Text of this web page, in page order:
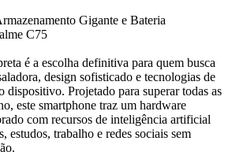
Gigante e Bateria
C75
é a escolha definitiva para quem busca
design sofisticado e tecnologias de
dispositivo. Projetado para superar todas as
este smartphone traz um hardware
com recursos de inteligência artificial
estudos, trabalho e redes sociais sem